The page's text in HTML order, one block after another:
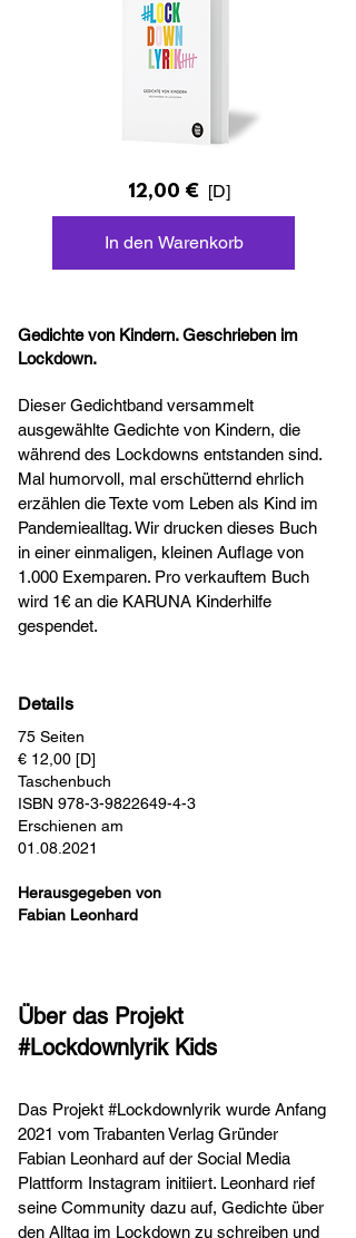
12,00 € [D]
In den Warenkorb
Gedichte von Kindern. Geschrieben im
Lockdown.
Dieser Gedichtband versammelt
ausgewählte Gedichte von Kindern, die
während des Lockdowns entstanden sind.
Mal humorvoll, mal erschütternd ehrlich
erzählen die Texte vom Leben als Kind im
Pandemiealltag. Wir drucken dieses Buch
in einer einmaligen, kleinen Auflage von
1.000 Exemparen. Pro verkauftem Buch
wird 1€ an die KARUNA Kinderhilfe
gespendet.
Details
75 Seiten
€ 12,00 [D]
Taschenbuch
ISBN 978-3-9822649-4-3
Erschienen am
01.08.2021
Herausgegeben von
Fabian Leonhard
Über das Projekt
#Lockdownlyrik Kids
Das Projekt #Lockdownlyrik wurde Anfang
2021 vom Trabanten Verlag Gründer
Fabian Leonhard auf der Social Media
Plattform Instagram initiiert. Leonhard rief
seine Community dazu auf, Gedichte über
den Alltag im Lockdown zu schreiben und